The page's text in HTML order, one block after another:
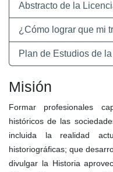
Abstracto de la
¿Cómo lograr que mi
Plan de Estudios de
Misión
Formar profesionales
históricos de las
incluida la realidad
historiográficas; que
divulgar la Historia